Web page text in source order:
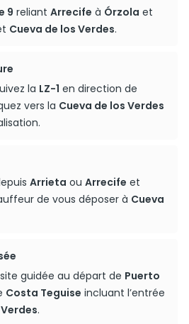
9 reliant Arrecife à Órzola et
Cueva de los Verdes.
la LZ-1 en direction de
vers la Cueva de los Verdes
Arrieta ou Arrecife et
de vous déposer à Cueva
guidée au départ de Puerto
Costa Teguise incluant l’entrée
.